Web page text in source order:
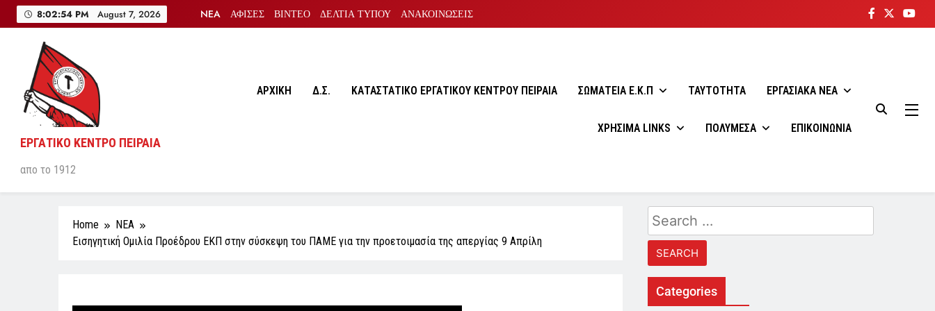
Skip
8:02:55 PM August 7, 2026 NEA ΑΦΙΣΕΣ ΒΙΝΤΕΟ ΔΕΛΤΙΑ ΤΥΠΟΥ ΑΝΑΚΟΙΝΩΣΕΙΣ
ΕΡΓΑΤΙΚΟ ΚΕΝΤΡΟ ΠΕΙΡΑΙΑ
απο το 1912
ΑΡΧΙΚΗ Δ.Σ. ΚΑΤΑΣΤΑΤΙΚΟ ΕΡΓΑΤΙΚΟΥ ΚΕΝΤΡΟΥ ΠΕΙΡΑΙΑ ΣΩΜΑΤΕΙA E.K.Π ΤΑΥΤΟΤΗΤΑ ΕΡΓΑΣΙΑΚΑ ΝΕΑ
ΧΡΗΣΙΜΑ LINKS ΠΟΛΥΜΕΣΑ ΕΠΙΚΟΙΝΩΝΙΑ
Home
NEA
Εισηγητική Ομιλία Προέδρου ΕΚΠ στην σύσκεψη του ΠΑΜΕ για την προετοιμασία της απεργίας 9 Απρίλη
Search
for:
Categories